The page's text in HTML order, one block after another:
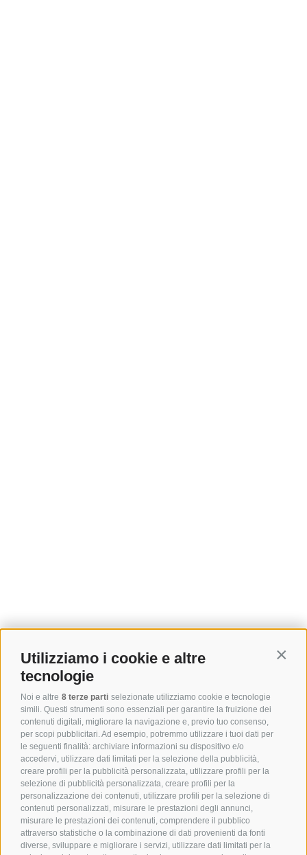
Utilizziamo i cookie e altre
tecnologie
Noi e altre 8 terze parti selezionate utilizziamo cookie e tecnologie
simili. Questi strumenti sono essenziali per garantire la fruizione dei
contenuti digitali, migliorare la navigazione e, previo tuo consenso,
per scopi pubblicitari. Ad esempio, potremmo utilizzare i tuoi dati per
le seguenti finalità: archiviare informazioni su dispositivo e/o
accedervi, utilizzare dati limitati per la selezione della pubblicità,
creare profili per la pubblicità personalizzata, utilizzare profili per la
selezione di pubblicità personalizzata, creare profili per la
personalizzazione dei contenuti, utilizzare profili per la selezione di
contenuti personalizzati, misurare le prestazioni degli annunci,
misurare le prestazioni dei contenuti, comprendere il pubblico
attraverso statistiche o la combinazione di dati provenienti da fonti
diverse, sviluppare e migliorare i servizi, utilizzare dati limitati per la